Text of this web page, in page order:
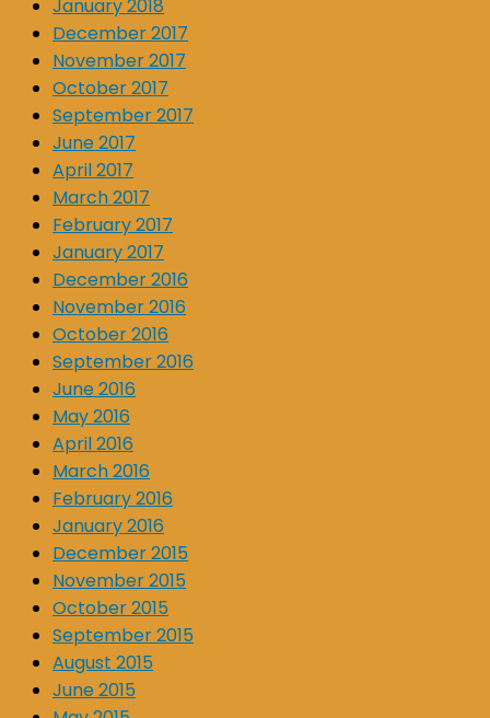
January 2018
December 2017
November 2017
October 2017
September 2017
June 2017
April 2017
March 2017
February 2017
January 2017
December 2016
November 2016
October 2016
September 2016
June 2016
May 2016
April 2016
March 2016
February 2016
January 2016
December 2015
November 2015
October 2015
September 2015
August 2015
June 2015